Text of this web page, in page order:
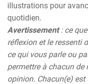
illustrations pour
quotidien.
Avertissement: ce
réflexion et le ressenti
ce qui vous parle ou
permettre à chacun de
opinion. Chacun(e)